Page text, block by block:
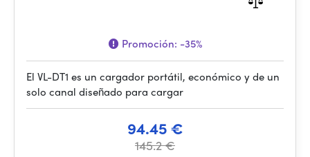
Promoción: -35%
El VL-DT1 es un cargador portátil, económico y de un
solo canal diseñado para cargar
94.45 €
145.2 €